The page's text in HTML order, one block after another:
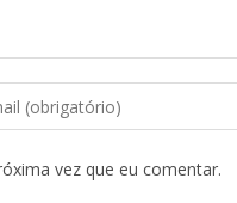
vez que eu comentar.